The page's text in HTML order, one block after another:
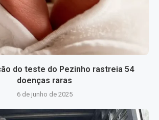
do teste do Pezinho rastreia 54
doenças raras
6 de junho de 2025